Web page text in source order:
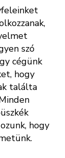
szó
cégünk
hogy
találta
hogy